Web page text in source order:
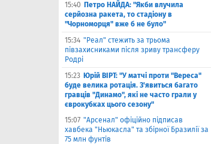
15:40 Петро НАЙДА: "Якби влучила
серйозна ракета, то стадіону в
"Чорноморця" вже б не було"
15:34 "Реал" стежить за трьома
півзахисниками після зриву трансферу
Родрі
15:23 Юрій ВІРТ: "У матчі проти "Вереса"
буде велика ротація. З'явиться багато
гравців "Динамо", які не часто грали у
єврокубках цього сезону"
15:07 "Арсенал" офіційно підписав
хавбека "Ньюкасла" та збірної Бразилії за
75 млн фунтів